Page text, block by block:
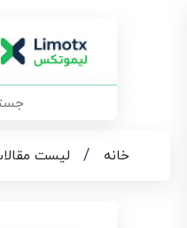
خانه / لیست